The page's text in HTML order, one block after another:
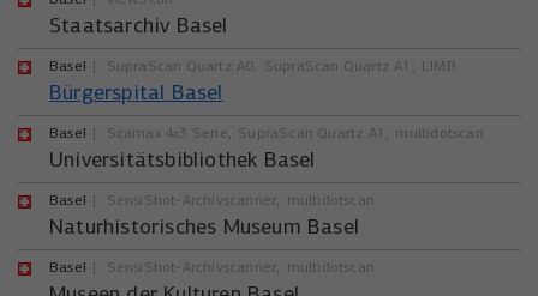
Staatsarchiv Basel
Basel SupraScan Quartz A0 SupraScan Quartz A1 LIMB
Bürgerspital Basel
Basel Scamax 4x3 Serie SupraScan Quartz A1 multidotscan
Universitätsbibliothek Basel
Basel SensiShot-Archivscanner multidotscan
Naturhistorisches Museum Basel
Basel SensiShot-Archivscanner multidotscan